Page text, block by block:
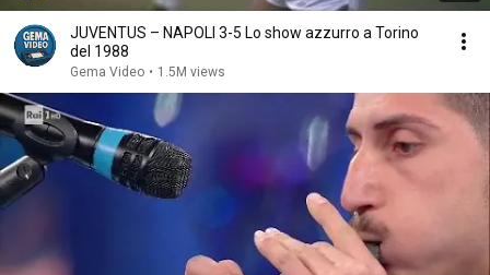
JUVENTUS – NAPOLI 3-5 Lo show azzurro a Torino
del 1988
Gema Video • 1.5M views